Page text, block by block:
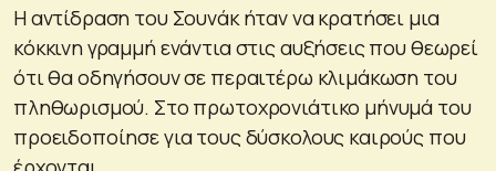
Η αντίδραση του Σουνάκ ήταν να κρατήσει μια
κόκκινη γραμμή ενάντια στις αυξήσεις που θεωρεί
ότι θα οδηγήσουν σε περαιτέρω κλιμάκωση του
πληθωρισμού. Στο πρωτοχρονιάτικο μήνυμά του
προειδοποίησε για τους δύσκολους καιρούς που